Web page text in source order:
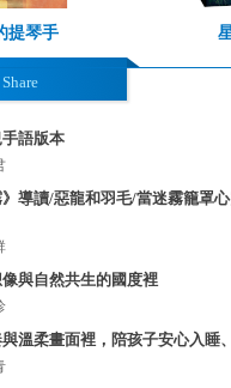
提琴手
Share
語版本
》導讀/惡龍和羽毛/當迷霧籠罩
與自然共生的國度裡
溫柔畫面裡，陪孩子安心入睡